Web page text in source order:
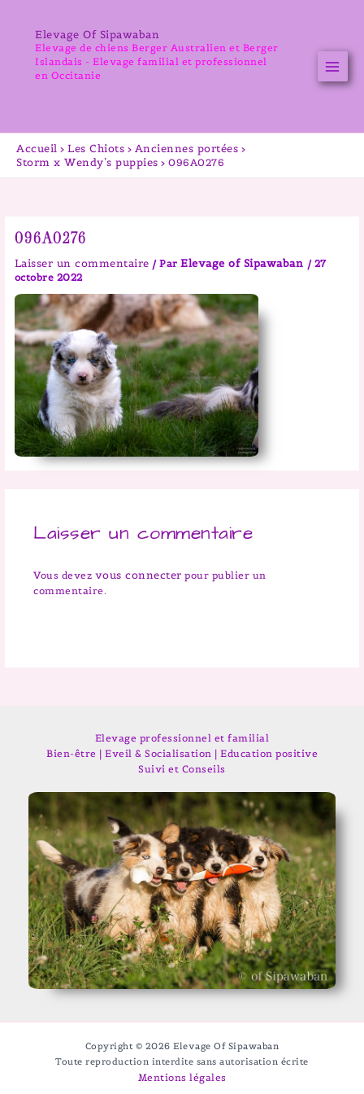
contenuElevage Of Sipawaban
Elevage de chiens Berger Australien et Berger
Islandais - Elevage familial et professionnel
en Occitanie
Accueil Les Chiots
Anciennes portées
Storm x Wendy’s puppies
096A0276
096A0276
Laisser un commentaire / ParElevage of Sipawaban / 27
octobre 2022
Laisser un commentaire
Vous devez vous connecter pour publier un
commentaire.
Elevage professionnel et familial
Bien-être | Eveil & Socialisation | Education positive
Suivi et Conseils
Copyright © 2026 Elevage Of Sipawaban
Toute reproduction interdite sans autorisation écrite
Mentions légales